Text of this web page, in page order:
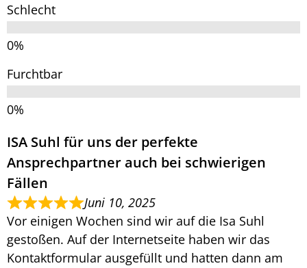
Schlecht
Furchtbar
ISA Suhl für uns der perfekte
Ansprechpartner auch bei schwierigen
Fällen
Juni 10, 2025
Vor einigen Wochen sind wir auf die Isa Suhl
gestoßen. Auf der Internetseite haben wir das
Kontaktformular ausgefüllt und hatten dann am